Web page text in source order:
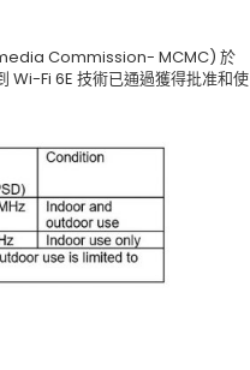
Commission- MCMC) 於
Wi-Fi 6E 技術已通過獲得批准和使